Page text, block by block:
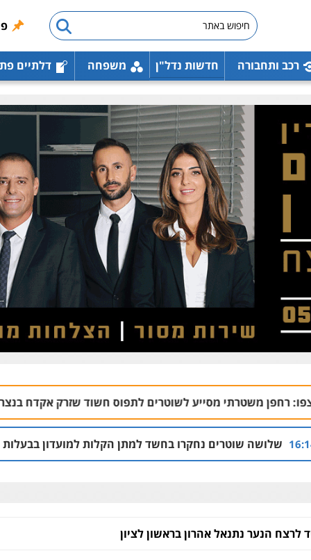
רכב ותחבורה חדשות נדל"ן משפחה דלתיים
מסייע לשוטרים לתפוס חשוד שזרק אקדח בנצרת 06.08 | 10:07
נחקרו בחשד למתן הקלות למועדון בבעלות אחיו של "הצל"